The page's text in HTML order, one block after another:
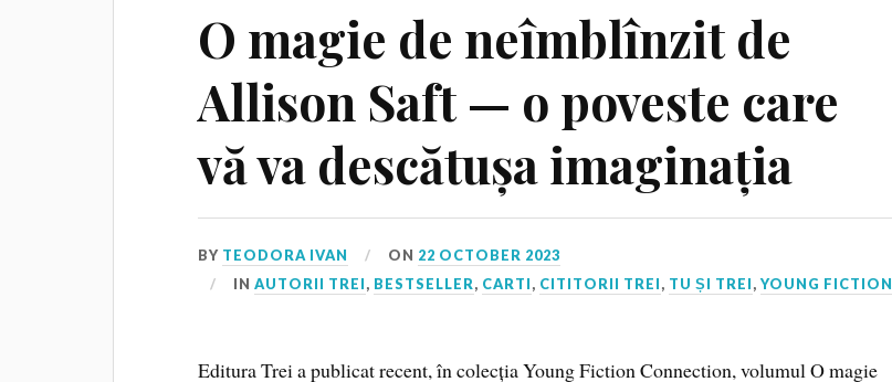
O magie de neîmblînzit de
Allison Saft — o poveste care
vă va descătușa imaginația
BY TEODORA IVAN ON 22 OCTOBER 2023
INAUTORII TREI, BESTSELLER, CARTI, CITITORII TREI, TU ȘI TREI,YOUNG FICTION
Editura Trei a publicat recent, în colecția Young Fiction Connection, volumul O magie